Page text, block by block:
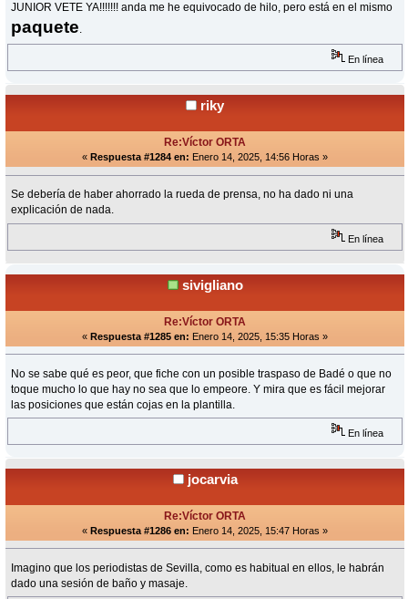
JUNIOR VETE YA!!!!!!! anda me he equivocado de hilo, pero está en el mismo
paquete.
En línea
riky
Re:Víctor ORTA
« Respuesta #1284 en: Enero 14, 2025, 14:56 Horas »
Se debería de haber ahorrado la rueda de prensa, no ha dado ni una
explicación de nada.
En línea
sivigliano
Re:Víctor ORTA
« Respuesta #1285 en: Enero 14, 2025, 15:35 Horas »
No se sabe qué es peor, que fiche con un posible traspaso de Badé o que no
toque mucho lo que hay no sea que lo empeore. Y mira que es fácil mejorar
las posiciones que están cojas en la plantilla.
En línea
jocarvia
Re:Víctor ORTA
« Respuesta #1286 en: Enero 14, 2025, 15:47 Horas »
Imagino que los periodistas de Sevilla, como es habitual en ellos, le habrán
dado una sesión de baño y masaje.